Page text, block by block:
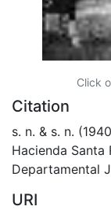
Click
Citation
s. n. & s. n.
Hacienda Santa
Departamental
URI